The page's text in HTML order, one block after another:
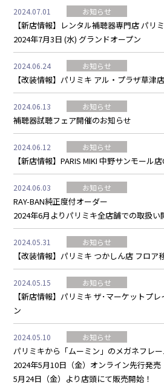
2024.07.01 お知らせ
【新店情報】レンタル補聴器専門店 パリ
2024年7月3日 (水) グランドオープン
2024.06.24 お知らせ
【改装情報】パリミキ アル・プラザ草津
2024.06.13 お知らせ
補聴器試聴フェア開催のお知らせ
2024.06.12 お知らせ
【新店情報】PARIS MIKI 中野サンモール店
2024.06.03 お知らせ
RAY-BAN純正度付オーダー
2024年6月よりパリミキ全店舗での取扱い
2024.05.31 お知らせ
【改装情報】パリミキ つかしん店 フロア
2024.05.15 お知らせ
【新店情報】パリミキ ザ･マーケットプ
ン
2024.05.10 お知らせ
パリミキから「ムーミン」のメガネフレ
2024年5月10日（金）オンライン先行発売
5月24日（金）より店頭にて販売開始！